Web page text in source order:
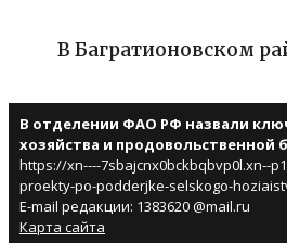
В Багратионовском
В отделении ФАО РФ назвали
хозяйства и продовольственной
https://xn----7sbajcnx0bckbqbvp0l.xn--
proekty-po-podderjke-selskogo-
E-mail редакции: 1383620 @mail.ru
Карта сайта